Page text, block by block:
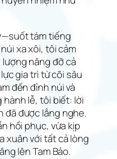
tám tiếng
xa xôi, tôi cảm
nâng đỡ cả
gia trì từ cõi sâu
đến đỉnh núi và
lễ, tôi biết: lời
đã được lắng nghe.
hồi phục, vừa kịp
xuân với tất cả lòng
lên Tam Bảo.